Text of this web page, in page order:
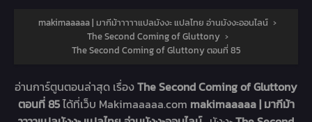
makimaaaaa | มากีม้าาาาาแปลมังงะ แปลไทย อ่านมังงะออนไลน์ ›
The Second Coming of Gluttony ›
The Second Coming of Gluttony ตอนที่ 85
อ่านการ์ตูนตอนล่าสุด เรื่องThe Second Coming of Gluttony
ตอนที่ 85ได้ที่เว็บ Makimaaaaa.com makimaaaaa | มากีม้า